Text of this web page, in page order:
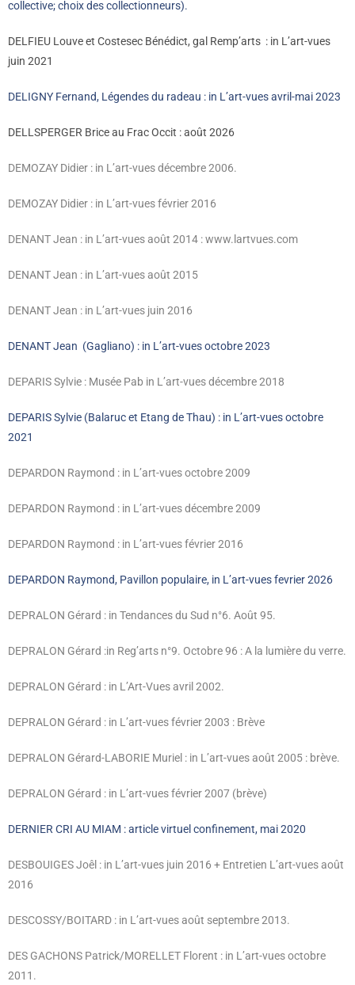
collective; choix des collectionneurs).
DELFIEU Louve et Costesec Bénédict, gal Remp’arts : in L’art-vues
juin 2021
DELIGNY Fernand, Légendes du radeau : in L’art-vues avril-mai 2023
DELLSPERGER Brice au Frac Occit : août 2026
DEMOZAY Didier : in L’art-vues décembre 2006.
DEMOZAY Didier : in L’art-vues février 2016
DENANT Jean : in L’art-vues août 2014 : www.lartvues.com
DENANT Jean : in L’art-vues août 2015
DENANT Jean : in L’art-vues juin 2016
DENANT Jean (Gagliano) : in L’art-vues octobre 2023
DEPARIS Sylvie : Musée Pab in L’art-vues décembre 2018
DEPARIS Sylvie (Balaruc et Etang de Thau) : in L’art-vues octobre
2021
DEPARDON Raymond : in L’art-vues octobre 2009
DEPARDON Raymond : in L’art-vues décembre 2009
DEPARDON Raymond : in L’art-vues février 2016
DEPARDON Raymond, Pavillon populaire, in L’art-vues fevrier 2026
DEPRALON Gérard : in Tendances du Sud n°6. Août 95.
DEPRALON Gérard :in Reg’arts n°9. Octobre 96 : A la lumière du verre.
DEPRALON Gérard : in L’Art-Vues avril 2002.
DEPRALON Gérard : in L’art-vues février 2003 : Brève
DEPRALON Gérard-LABORIE Muriel : in L’art-vues août 2005 : brève.
DEPRALON Gérard : in L’art-vues février 2007 (brève)
DERNIER CRI AU MIAM : article virtuel confinement, mai 2020
DESBOUIGES Joêl : in L’art-vues juin 2016 + Entretien L’art-vues août
2016
DESCOSSY/BOITARD : in L’art-vues août septembre 2013.
DES GACHONS Patrick/MORELLET Florent : in L’art-vues octobre
2011.